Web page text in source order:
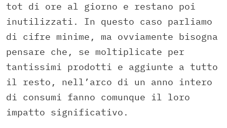
tot di ore al giorno e restano poi
inutilizzati. In questo caso parliamo
di cifre minime, ma ovviamente bisogna
pensare che, se moltiplicate per
tantissimi prodotti e aggiunte a tutto
il resto, nell’arco di un anno intero
di consumi fanno comunque il loro
impatto significativo.